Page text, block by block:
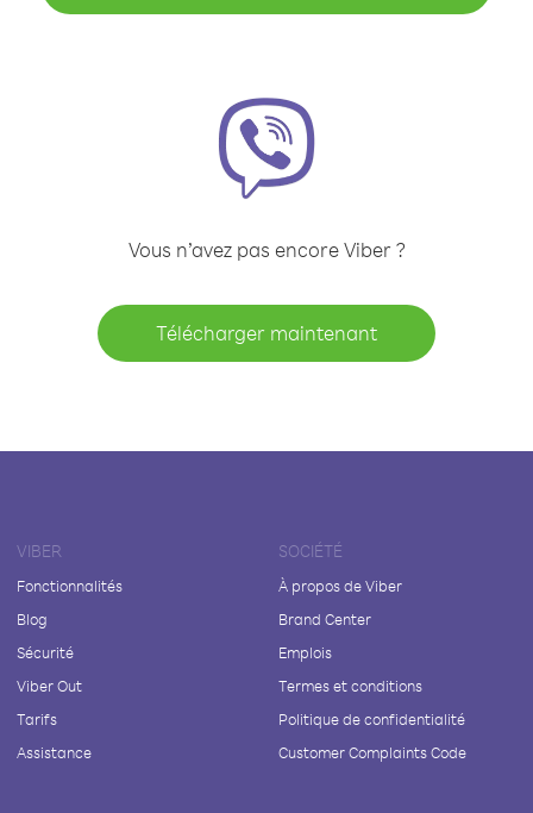
Vous n’avez pas encore Viber ?
Télécharger maintenant
VIBER
Fonctionnalités
Blog
Sécurité
Viber Out
Tarifs
Assistance
SOCIÉTÉ
À propos de Viber
Brand Center
Emplois
Termes et conditions
Politique de confidentialité
Customer Complaints Code